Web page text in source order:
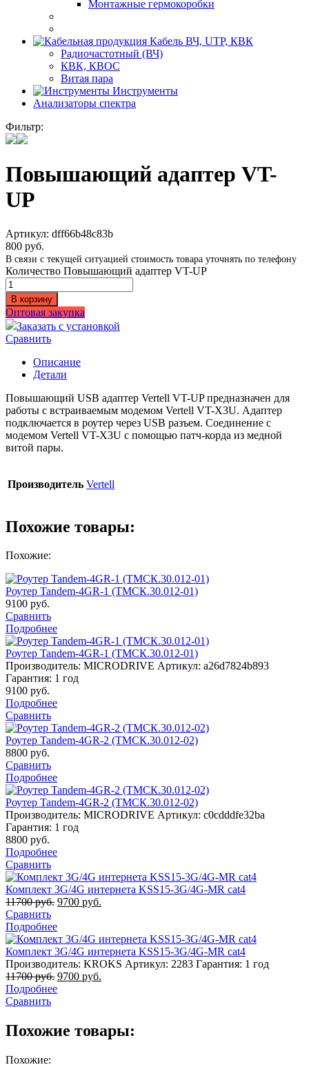
Монтажные гермокоробки
Кабель ВЧ, UTP, КВК
Радиочастотный (ВЧ)
КВК, КВОС
Витая пара
Инструменты
Анализаторы спектра
Фильтр:
Повышающий адаптер VT-
UP
Артикул: dff66b48c83b
800 руб.
В связи с текущей ситуацией стоимость товара уточнять по телефону
Количество Повышающий адаптер VT-UP
В корзину
Оптовая закупка
Заказать с установкой
Сравнить
Описание
Детали
Повышающий USB адаптер Vertell VT-UP предназначен для
работы с встраиваемым модемом Vertell VT-X3U. Адаптер
подключается в роутер через USB разъем. Соединение с
модемом Vertell VT-X3U с помощью патч-корда из медной
витой пары.
Производитель Vertell
Похожие товары:
Похожие:
Роутер Tandem-4GR-1 (ТМСК.30.012-01)
9100 руб.
Сравнить
Подробнее
Роутер Tandem-4GR-1 (ТМСК.30.012-01)
Производитель: MICRODRIVE Артикул: a26d7824b893
Гарантия: 1 год
9100 руб.
Подробнее
Сравнить
Роутер Tandem-4GR-2 (ТМСК.30.012-02)
8800 руб.
Сравнить
Подробнее
Роутер Tandem-4GR-2 (ТМСК.30.012-02)
Производитель: MICRODRIVE Артикул: c0cdddfe32ba
Гарантия: 1 год
8800 руб.
Подробнее
Сравнить
Комплект 3G/4G интернета KSS15-3G/4G-MR cat4
11700руб. 9700 руб.
Сравнить
Подробнее
Комплект 3G/4G интернета KSS15-3G/4G-MR cat4
Производитель: KROKS Артикул: 2283 Гарантия: 1 год
11700руб. 9700 руб.
Подробнее
Сравнить
Похожие товары:
Похожие: